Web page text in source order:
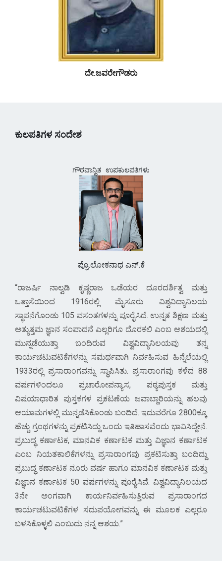
ದೇ.ಜವರೇಗೌಡರು
ಕುಲಪತಿಗಳ ಸಂದೇಶ
ಗೌರವಾನ್ವಿತ ಉಪಕುಲಪತಿಗಳು
ಪ್ರೊ.ಲೋಕನಾಥ ಎನ್.ಕೆ
ರಾಜರ್ಷಿ ನಾಲ್ವಡಿ ಕೃಷ್ಣರಾಜ ಒಡೆಯರ ದೂರದರ್ಶಿತ್ವ ಮತ್ತು
ಒತ್ತಾಸೆಯಿಂದ 1916ರಲ್ಲಿ ಮೈಸೂರು ವಿಶ್ವವಿದ್ಯಾನಿಲಯ
ಸ್ಥಾಪನೆಗೊಂಡು 105 ವಸಂತಗಳನ್ನು ಪೂರೈಸಿದೆ. ಉನ್ನತ ಶಿಕ್ಷಣ ಮತ್ತು
ಅತ್ಯುತ್ತಮ ಜ್ಞಾನ ಸಂಪಾದನೆ ಎಲ್ಲರಿಗೂ ದೊರಕಲಿ ಎಂಬ ಆಶಯದಲ್ಲಿ
ಮುನ್ನಡೆಯುತ್ತಾ ಬಂದಿರುವ ವಿಶ್ವವಿದ್ಯಾನಿಲಯವು ತನ್ನ
ಕಾರ್ಯಚಟುವಟಿಕೆಗಳನ್ನು ಸಮರ್ಥವಾಗಿ ನಿರ್ವಹಿಸುವ ಹಿನ್ನೆಲೆಯಲ್ಲಿ
1933ರಲ್ಲಿ ಪ್ರಸಾರಾಂಗವನ್ನು ಸ್ಥಾಪಿಸಿತು. ಪ್ರಸಾರಾಂಗವು ಕಳೆದ 88
ವರ್ಷಗಳಿಂದಲೂ ಪ್ರಚಾರೋಪನ್ಯಾಸ, ಪಠ್ಯಪುಸ್ತಕ ಮತ್ತು
ವಿಷಯಾಧಾರಿತ ಪುಸ್ತಕಗಳ ಪ್ರಕಟಣೆಯ ಜವಾಬ್ದಾರಿಯನ್ನು ಹಲವು
ಆಯಾಮಗಳಲ್ಲಿ ಮುನ್ನಡೆಸಿಕೊಂಡು ಬಂದಿದೆ. ಇದುವರೆಗೂ 2800ಕ್ಕೂ
ಹೆಚ್ಚು ಗ್ರಂಥಗಳನ್ನು ಪ್ರಕಟಿಸಿದ್ದು ಒಂದು ಇತಿಹಾಸವೆಂದು ಭಾವಿಸಿದ್ದೇನೆ.
ಪ್ರಬುದ್ಧ ಕರ್ಣಾಟಕ, ಮಾನವಿಕ ಕರ್ಣಾಟಕ ಮತ್ತು ವಿಜ್ಞಾನ ಕರ್ಣಾಟಕ
ಎಂಬ ನಿಯತಕಾಲಿಕೆಗಳನ್ನು ಪ್ರಸಾರಾಂಗವು ಪ್ರಕಟಿಸುತ್ತಾ ಬಂದಿದ್ದು
ಪ್ರಬುದ್ಧ ಕರ್ಣಾಟಕ ನೂರು ವರ್ಷ ಹಾಗೂ ಮಾನವಿಕ ಕರ್ಣಾಟಕ ಮತ್ತು
ವಿಜ್ಞಾನ ಕರ್ಣಾಟಕ 50 ವರ್ಷಗಳನ್ನು ಪೂರೈಸಿವೆ. ವಿಶ್ವವಿದ್ಯಾನಿಲಯದ
3ನೇ ಅಂಗವಾಗಿ ಕಾರ್ಯನಿರ್ವಹಿಸುತ್ತಿರುವ ಪ್ರಸಾರಾಂಗದ
ಕಾರ್ಯಚಟುವಟಿಕೆಗಳ ಸದುಪಯೋಗವನ್ನು ಈ ಮೂಲಕ ಎಲ್ಲರೂ
ಬಳಸಿಕೊಳ್ಳಲಿ ಎಂಬುದು ನನ್ನ ಆಶಯ.